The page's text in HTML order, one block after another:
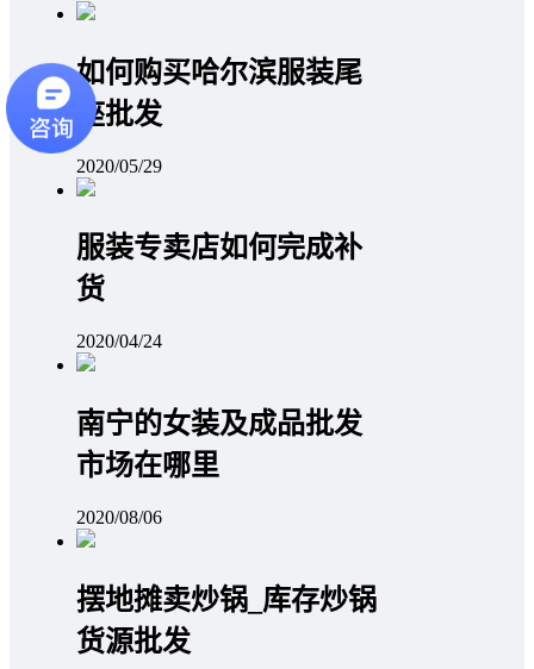
如何购买哈尔滨服装尾
座批发
2020/05/29
服装专卖店如何完成补
货
2020/04/24
南宁的女装及成品批发
市场在哪里
2020/08/06
摆地摊卖炒锅_库存炒锅
货源批发